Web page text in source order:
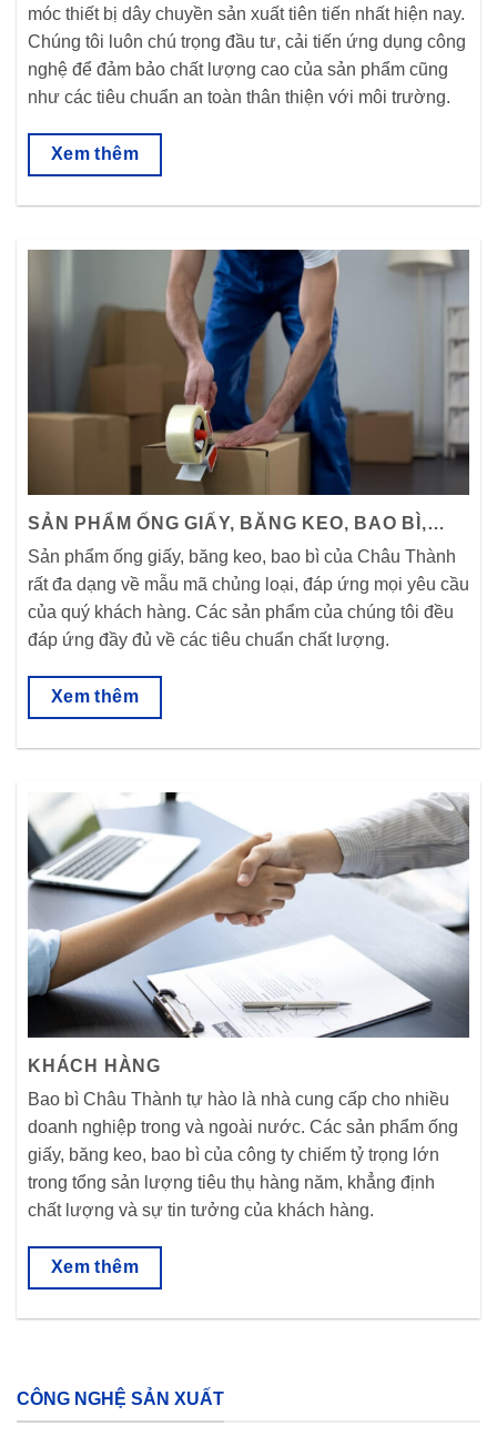
móc thiết bị dây chuyền sản xuất tiên tiến nhất hiện nay.
Chúng tôi luôn chú trọng đầu tư, cải tiến ứng dụng công
nghệ để đảm bảo chất lượng cao của sản phẩm cũng
như các tiêu chuẩn an toàn thân thiện với môi trường.
Xem thêm
SẢN PHẨM ỐNG GIẤY, BĂNG KEO, BAO BÌ,…
Sản phẩm ống giấy, băng keo, bao bì của Châu Thành
rất đa dạng về mẫu mã chủng loại, đáp ứng mọi yêu cầu
của quý khách hàng. Các sản phẩm của chúng tôi đều
đáp ứng đầy đủ về các tiêu chuẩn chất lượng.
Xem thêm
KHÁCH HÀNG
Bao bì Châu Thành tự hào là nhà cung cấp cho nhiều
doanh nghiệp trong và ngoài nước. Các sản phẩm ống
giấy, băng keo, bao bì của công ty chiếm tỷ trọng lớn
trong tổng sản lượng tiêu thụ hàng năm, khẳng định
chất lượng và sự tin tưởng của khách hàng.
Xem thêm
CÔNG NGHỆ SẢN XUẤT